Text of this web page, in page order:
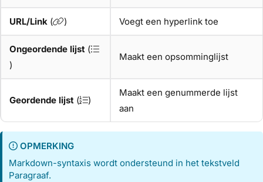
URL/Link ( ) Voegt een hyperlink toe
Ongeordende lijst (
)
Maakt een opsomminglijst
Geordende lijst ( )
Maakt een genummerde lijst
aan
OPMERKING
Markdown-syntaxis wordt ondersteund in het tekstveld
Paragraaf.